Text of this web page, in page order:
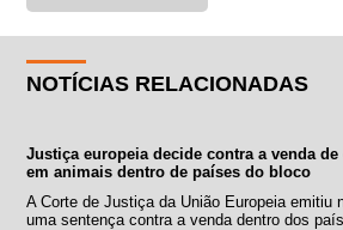
NOTÍCIAS RELACIONADAS
Justiça europeia decide contra a venda
em animais dentro de países do bloco
A Corte de Justiça da União Europeia emitiu
uma sentença contra a venda dentro dos